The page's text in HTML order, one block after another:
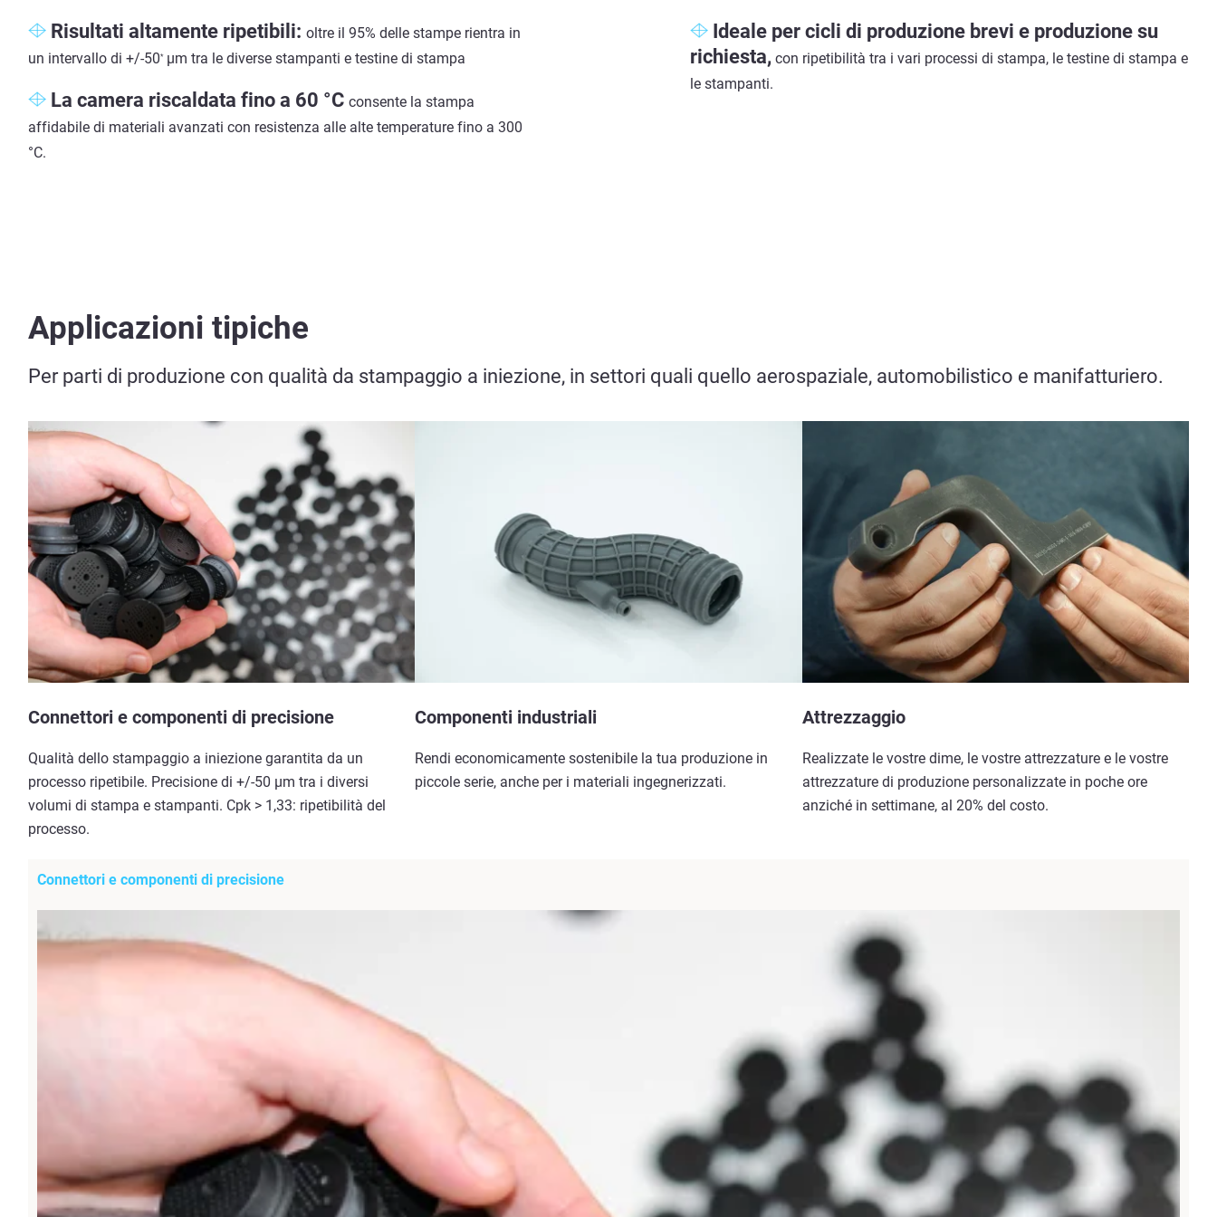
Risultati altamente ripetibili: oltre il 95% delle stampe rientra in
un intervallo di +/-50*µm tra le diverse stampanti e testine di stampa
La camera riscaldata fino a 60 °C consente la stampa
affidabile di materiali avanzati con resistenza alle alte temperature fino a 300
°C.
Ideale per cicli di produzione brevi e produzione su
richiesta,con ripetibilità tra i vari processi di stampa, le testine di stampa e
le stampanti.
Applicazioni tipiche
Per parti di produzione con qualità da stampaggio a iniezione, in settori quali quello aerospaziale, automobilistico e manifatturiero.
Connettori e componenti di precisione
Qualità dello stampaggio a iniezione garantita da un
processo ripetibile. Precisione di +/-50 µm tra i diversi
volumi di stampa e stampanti. Cpk > 1,33: ripetibilità del
processo.
Componenti industriali
Rendi economicamente sostenibile la tua produzione in
piccole serie, anche per i materiali ingegnerizzati.
Attrezzaggio
Realizzate le vostre dime, le vostre attrezzature e le vostre
attrezzature di produzione personalizzate in poche ore
anziché in settimane, al 20% del costo.
Connettori e componenti di precisione